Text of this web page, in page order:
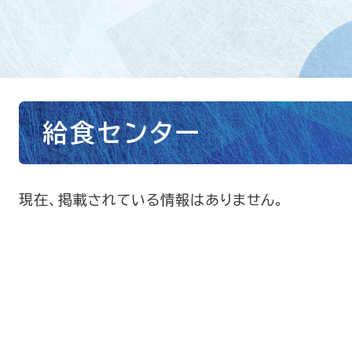
本
文
給食センター
現在、掲載されている情報はありません。